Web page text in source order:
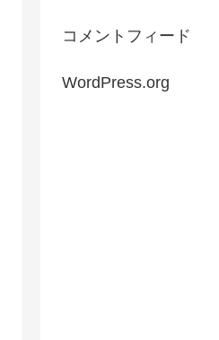
コメントフィード
WordPress.org